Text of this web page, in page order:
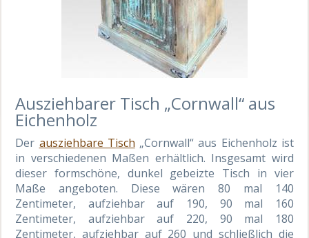
Ausziehbarer Tisch „Cornwall“ aus
Eichenholz
Der ausziehbare Tisch „Cornwall“ aus Eichenholz ist
in verschiedenen Maßen erhältlich. Insgesamt wird
dieser formschöne, dunkel gebeizte Tisch in vier
Maße angeboten. Diese wären 80 mal 140
Zentimeter, aufziehbar auf 190, 90 mal 160
Zentimeter, aufziehbar auf 220, 90 mal 180
Zentimeter, aufziehbar auf 260 und schließlich die